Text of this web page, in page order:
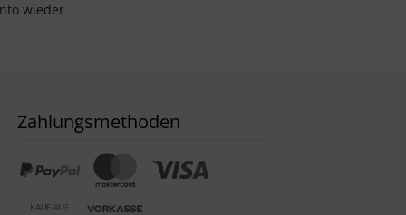
wieder
Zahlungsmethoden